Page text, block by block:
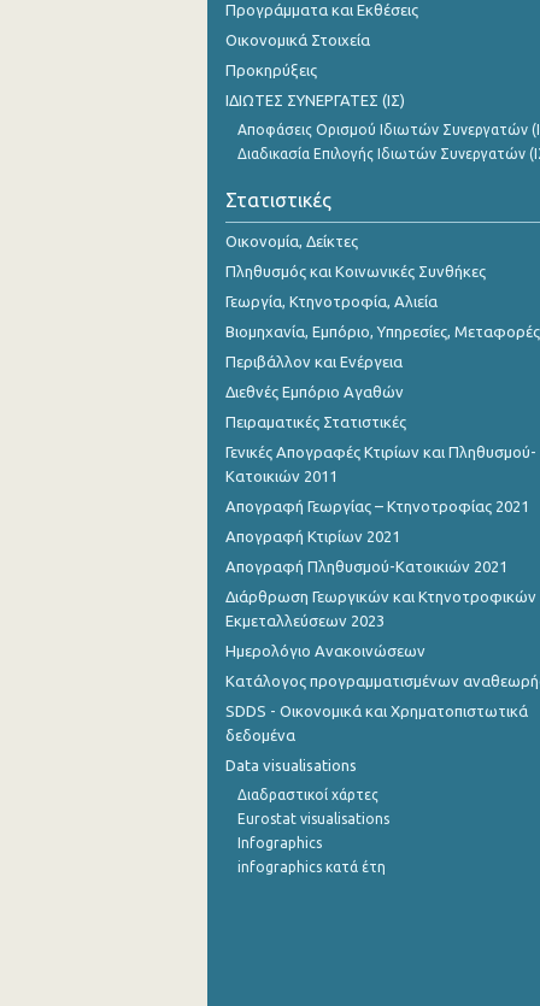
Σεπτεμβρίου 2023
Αυγούστου 2023
Ιουνίου 2023
Μαΐου 2023
Απριλίου 2023
Φεβρουαρίου 2023
Δεκεμβρίου 2022
Νοεμβρίου 2022
Οκτωβρίου 2022
Σεπτεμβρίου 2022
Αυγούστου 2022
Ιουνίου 2022
Μαΐου 2022
Απριλίου 2022
Μαρτίου 2022
Φεβρουαρίου 2022
Προγράμματα και Εκθέσεις
Οικονομικά Στοιχεία
Προκηρύξεις
ΙΔΙΩΤΕΣ ΣΥΝΕΡΓΑΤΕΣ (ΙΣ)
Αποφάσεις Ορισμού Ιδιωτών Συνεργατών
Διαδικασία Επιλογής Ιδιωτών Συνεργατών
Στατιστικές
Οικονομία, Δείκτες
Πληθυσμός και Κοινωνικές Συνθήκες
Γεωργία, Κτηνοτροφία, Αλιεία
Βιομηχανία, Εμπόριο, Υπηρεσίες, Μεταφορές
Περιβάλλον και Ενέργεια
Διεθνές Εμπόριο Αγαθών
Πειραματικές Στατιστικές
Γενικές Απογραφές Κτιρίων και Πληθυσμού-
Κατοικιών 2011
Απογραφή Γεωργίας – Κτηνοτροφίας 2021
Απογραφή Κτιρίων 2021
Απογραφή Πληθυσμού-Κατοικιών 2021
Διάρθρωση Γεωργικών και Κτηνοτροφικών
Εκμεταλλεύσεων 2023
Ημερολόγιο Ανακοινώσεων
Κατάλογος προγραμματισμένων
SDDS - Οικονομικά και Χρηματοπιστωτικά
δεδομένα
Data visualisations
Διαδραστικοί χάρτες
Eurostat visualisations
Infographics
infographics κατά έτη